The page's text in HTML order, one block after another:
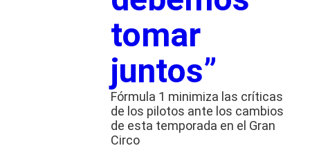
tomar
juntos”
Fórmula 1 minimiza las críticas
de los pilotos ante los cambios
de esta temporada en el Gran
Circo